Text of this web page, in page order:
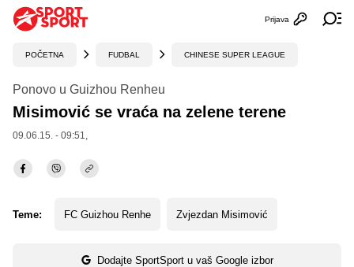
Otvori
Prijava
POČETNA FUDBAL CHINESE SUPER LEAGUE
Ponovo u Guizhou Renheu
Misimović se vraća na zelene terene
09.06.15. - 09:51,
Teme: FC Guizhou Renhe Zvjezdan Misimović
Dodajte SportSport u vaš Google izbor